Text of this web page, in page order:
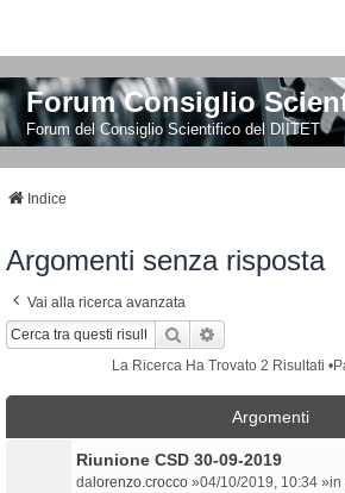
Forum Consiglio
Forum del Consiglio Scientifico del DIITET
Indice
Argomenti senza risposta
Vai alla ricerca avanzata
Cerca
La Ricerca Ha Trovato 2 Risultati
Argomenti
Riunione CSD 30-09-2019
da lorenzo.crocco »04/10/2019, 10:34 »in